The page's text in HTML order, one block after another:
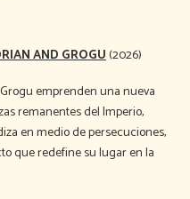
AND GROGU(2026)
emprenden una nueva
remanentes del Imperio,
en medio de persecuciones,
que redefine su lugar en la